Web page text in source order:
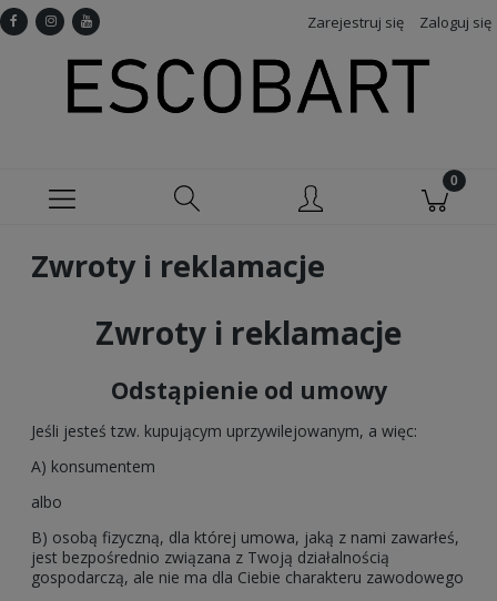
Zarejestruj się Zaloguj się
Zwroty i reklamacje
Zwroty i reklamacje
Odstąpienie od umowy
Jeśli jesteś tzw. kupującym uprzywilejowanym, a więc:
A) konsumentem
albo
B) osobą fizyczną, dla której umowa, jaką z nami zawarłeś,
jest bezpośrednio związana z Twoją działalnością
gospodarczą, ale nie ma dla Ciebie charakteru zawodowego